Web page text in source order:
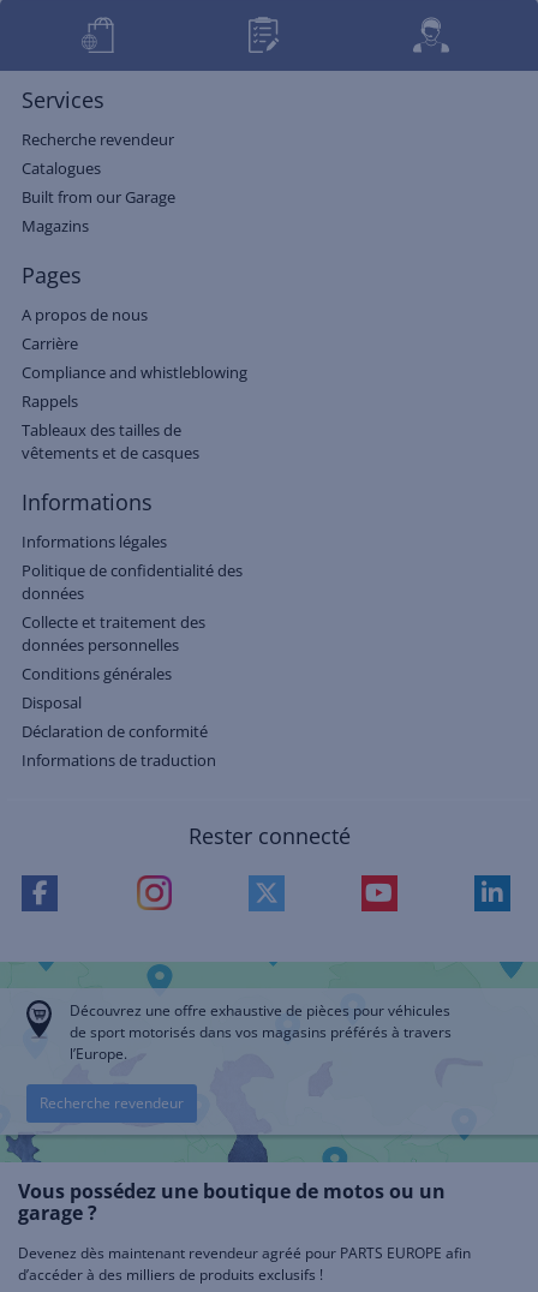
Services
Recherche revendeur
Catalogues
Built from our Garage
Magazins
Pages
A propos de nous
Carrière
Compliance and whistleblowing
Rappels
Tableaux des tailles de
vêtements et de casques
Informations
Informations légales
Politique de confidentialité des
données
Collecte et traitement des
données personnelles
Conditions générales
Disposal
Déclaration de conformité
Informations de traduction
Rester connecté
Découvrez une offre exhaustive de pièces pour véhicules
de sport motorisés dans vos magasins préférés à travers
l’Europe.
Recherche revendeur
Vous possédez une boutique de motos ou un
garage ?
Devenez dès maintenant revendeur agréé pour PARTS EUROPE afin
d’accéder à des milliers de produits exclusifs !